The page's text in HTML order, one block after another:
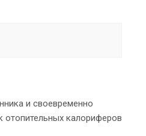
и своевременно
отопительных калориферов